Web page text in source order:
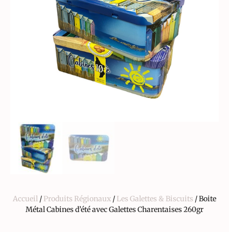
Accueil / Produits Régionaux / Les Galettes & Biscuits / Boite
Métal Cabines d’été avec Galettes Charentaises 260gr